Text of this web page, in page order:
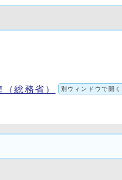
総務省） 別ウィンドウで開く